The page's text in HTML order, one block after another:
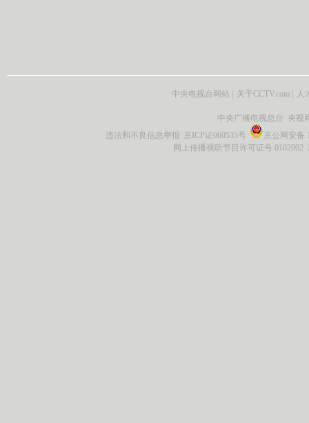
中央电视台网站 | 关于CCTV.com | 人
中央广播电视总台 央视
违法和不良信息举报 京ICP证060535号
京公网安备
网上传播视听节目许可证号 0102002